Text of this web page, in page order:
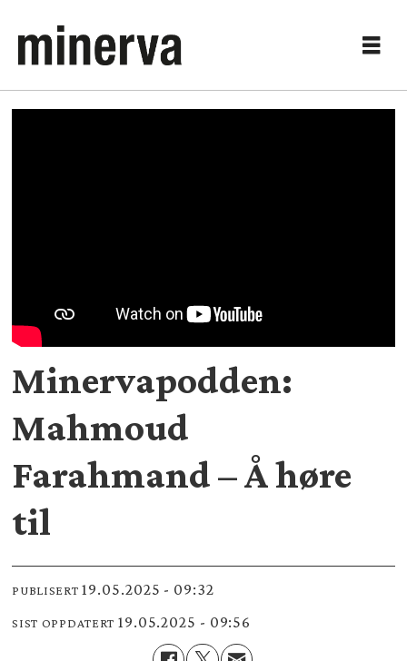
Minervapodden:
Mahmoud
Farahmand – Å høre
til
PUBLISERT 19.05.2025 - 09:32
SIST OPPDATERT 19.05.2025 - 09:56